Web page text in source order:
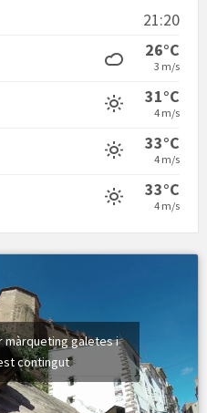
21:20
26°C
3 m/s
31°C
4 m/s
33°C
4 m/s
33°C
4 m/s
màrqueting galetes i
contingut